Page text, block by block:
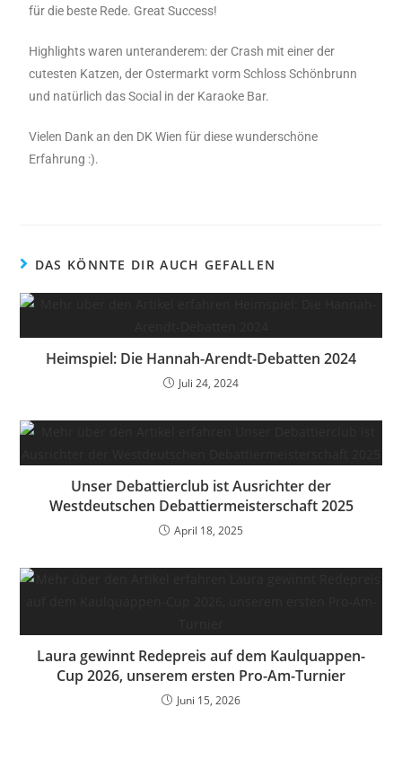
für die beste Rede. Great Success!
Highlights waren unteranderem: der Crash mit einer der
cutesten Katzen, der Ostermarkt vorm Schloss Schönbrunn
und natürlich das Social in der Karaoke Bar.
Vielen Dank an den DK Wien für diese wunderschöne
Erfahrung :).
DAS KÖNNTE DIR AUCH GEFALLEN
Heimspiel: Die Hannah-Arendt-Debatten 2024
Juli 24, 2024
Unser Debattierclub ist Ausrichter der
Westdeutschen Debattiermeisterschaft 2025
April 18, 2025
Laura gewinnt Redepreis auf dem Kaulquappen-
Cup 2026, unserem ersten Pro-Am-Turnier
Juni 15, 2026